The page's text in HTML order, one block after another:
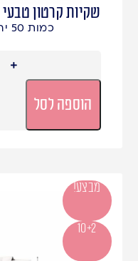
שקיות קרטון טבעי 11/6/14 עם ידית שרוך
כמות 50 יחידות
הוספה לסל
מבצע!
10+2